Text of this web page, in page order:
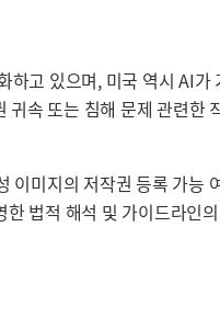
고 있으며, 미국 역시 AI
속 또는 침해 문제 관련한
미지의 저작권 등록 가능
법적 해석 및 가이드라인